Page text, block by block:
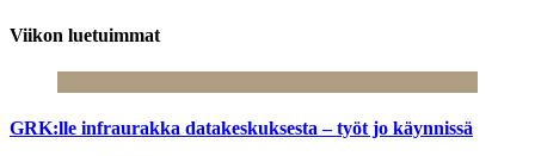
Viikon luetuimmat
GRK:lle infraurakka datakeskuksesta – työt jo käynnissä